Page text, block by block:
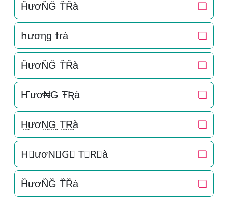
H̆ươN̆Ğ T̆R̆à ❏
հươηɡ ϯɾà ❏
H̆ươN̆Ğ T̆R̆à ❏
Ҥươ₦G ŦƦà ❏
H̤̮ươN̤̮G̤̮ T̤̮R̤̮à ❏
H⃘ươN⃘G⃘ T⃘R⃘à ❏
H᷈ươN᷈G᷈ T᷈R᷈à ❏